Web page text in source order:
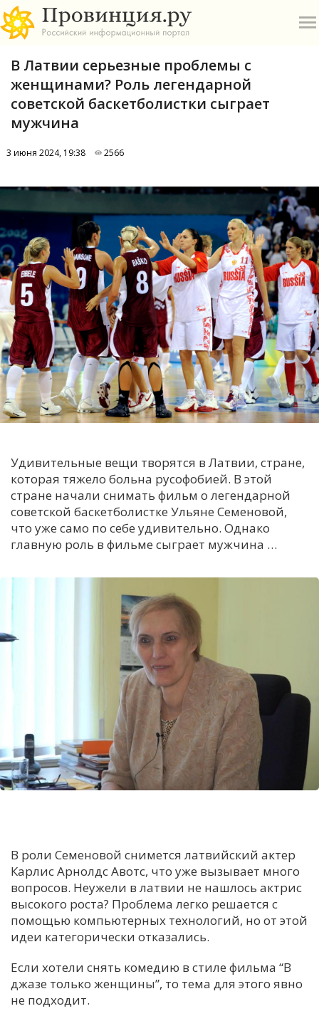
А
Б
В
Е
И
М
П
Р
С
Т
У
Х
В Латвии серьезные проблемы с
женщинами? Роль легендарной
советской баскетболистки сыграет
мужчина
3 июня 2024, 19:38 2566
Удивительные вещи творятся в Латвии, стране,
которая тяжело больна русофобией. В этой
стране начали снимать фильм о легендарной
советской баскетболистке Ульяне Семеновой,
что уже само по себе удивительно. Однако
главную роль в фильме сыграет мужчина …
В роли Семеновой снимется латвийский актер
Карлис Арнолдс Авотс, что уже вызывает много
вопросов. Неужели в латвии не нашлось актрис
высокого роста? Проблема легко решается с
помощью компьютерных технологий, но от этой
идеи категорически отказались.
Если хотели снять комедию в стиле фильма “В
джазе только женщины”, то тема для этого явно
не подходит.